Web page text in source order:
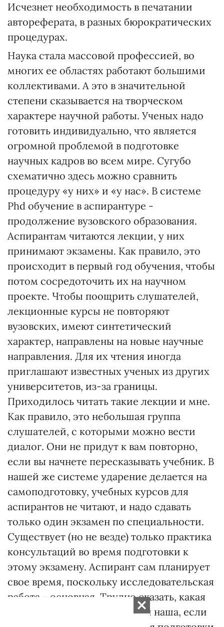
Исчезнет необходимость в печатании
автореферата, в разных бюрократических
процедурах.
Наука стала массовой профессией, во
многих ее областях работают большими
коллективами. А это в значительной
степени сказывается на творческом
характере научной работы. Ученых надо
готовить индивидуально, что является
огромной проблемой в подготовке
научных кадров во всем мире. Сугубо
схематично здесь можно сравнить
процедуру «у них» и «у нас». В системе
Phd обучение в аспирантуре -
продолжение вузовского образования.
Аспирантам читаются лекции, у них
принимают экзамены. Как правило, это
происходит в первый год обучения, чтобы
потом сосредоточить их на научном
проекте. Чтобы поощрить слушателей,
лекционные курсы не повторяют
вузовских, имеют синтетический
характер, направлены на новые научные
направления. Для их чтения иногда
приглашают известных ученых из других
университетов, из-за границы.
Приходилось читать такие лекции и мне.
Как правило, это небольшая группа
слушателей, с которыми можно вести
диалог. Они не придут к вам повторно,
если вы начнете пересказывать учебник. В
нашей же системе ударение делается на
самоподготовку, учебных курсов для
аспирантов не читают, и надо сдавать
только один экзамен по специальности.
Существует (но не везде) только практика
консультаций во время подготовки к
этому экзамену. Аспирант сам планирует
свое время, поскольку исследовательская
работа - основная. Трудно сказать, какая
система лучше. Могла быть и наша, если